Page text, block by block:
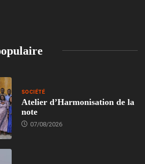
SOCIÉTÉ
Atelier d’Harmonisation de la
note
07/08/2026